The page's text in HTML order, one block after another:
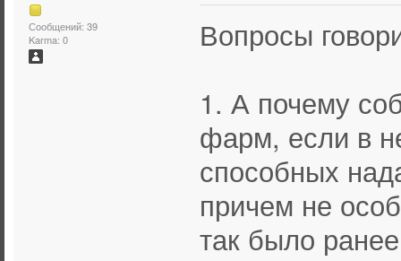
Сообщений: 39
Karma: 0
Вопросы
1. А почему
фарм, если в
способных
причем не
так было